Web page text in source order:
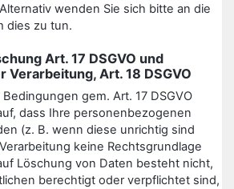
wenden Sie sich bitte an die
dies zu tun.
Art. 17 DSGVO und
Verarbeitung, Art. 18 DSGVO
gem. Art. 17 DSGVO
dass Ihre personenbezogenen
(z. B. wenn diese unrichtig sind
keine Rechtsgrundlage
Löschung von Daten besteht nicht,
berechtigt oder verpflichtet sind,